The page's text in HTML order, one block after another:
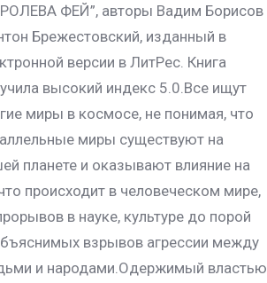
ФЕЙ”, авторы Вадим Борисов
Брежестовский, изданный в
версии в ЛитРес. Книга
высокий индекс 5.0.Все ищут
миры в космосе, не понимая, что
миры существуют на
планете и оказывают влияние на
происходит в человеческом мире,
в науке, культуре до порой
взрывов агрессии между
и народами.Одержимый властью